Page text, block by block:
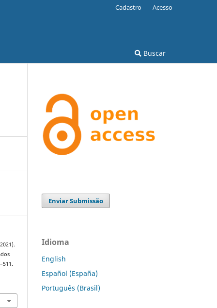
Buscar
Cadastro Acesso
Enviar Submissão
Idioma
English
Español (España)
Português (Brasil)